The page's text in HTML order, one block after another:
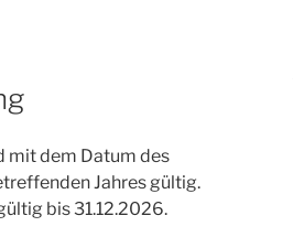
mit dem Datum des
Jahres gültig.
bis 31.12.2026.